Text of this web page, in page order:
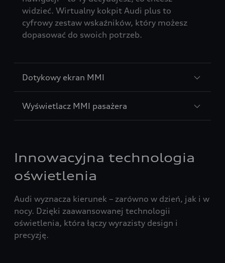
widzieć. Wirtualny kokpit Audi plus to
cyfrowy zestaw wskaźników, który możesz
dopasować do swoich potrzeb.
Dotykowy ekran MMI
Wyświetlacz MMI pasażera
Innowacyjna technologia
oświetlenia
Audi wyznacza kierunek – zarówno w dzień, jak i w
nocy. Dzięki zaawansowanej technologii
oświetlenia, która łączy wyrazisty design i
precyzję.